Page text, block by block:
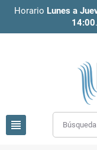
Horario Lunes a
14:00
view_headline